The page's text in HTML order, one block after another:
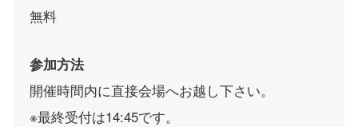
無料
参加方法
開催時間内に直接会場へお越し下さい。
※最終受付は14:45です。